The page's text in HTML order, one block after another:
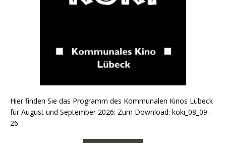
Hier finden Sie das Programm des Kommunalen Kinos Lübeck
für August und September 2026: Zum Download: koki_08_09-
26